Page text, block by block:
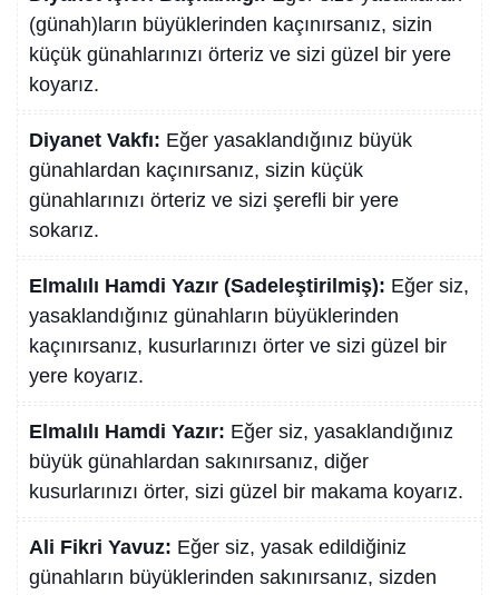
(günah)ların büyüklerinden kaçınırsanız, sizin
küçük günahlarınızı örteriz ve sizi güzel bir yere
koyarız.
Diyanet Vakfı: Eğer yasaklandığınız büyük
günahlardan kaçınırsanız, sizin küçük
günahlarınızı örteriz ve sizi şerefli bir yere
sokarız.
Elmalılı Hamdi Yazır (Sadeleştirilmiş): Eğer siz,
yasaklandığınız günahların büyüklerinden
kaçınırsanız, kusurlarınızı örter ve sizi güzel bir
yere koyarız.
Elmalılı Hamdi Yazır: Eğer siz, yasaklandığınız
büyük günahlardan sakınırsanız, diğer
kusurlarınızı örter, sizi güzel bir makama koyarız.
Ali Fikri Yavuz: Eğer siz, yasak edildiğiniz
günahların büyüklerinden sakınırsanız, sizden